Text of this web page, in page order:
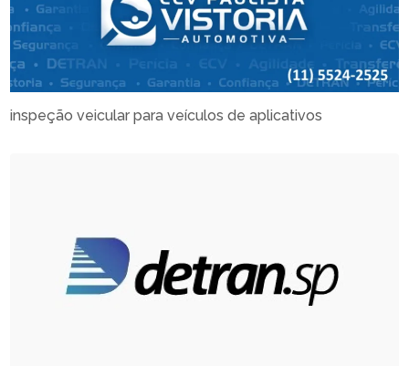
inspeção veicular para veículos de aplicativos